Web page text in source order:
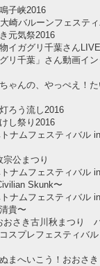
子峡2016
崎バルーンフェステ
元気祭2016
イガグリ千葉さんLIVE
グリ千葉」さん動画イ
ゃんの、やっぺえ！
ろう流し2016
し祭り2016
ナムフェスティバル
宗公まつり
ナムフェスティバル
Skunk〜
ナムフェスティバル
貴〜
おさき古川秋まつり
スプレフェスティバ
まへいこう！おおさ